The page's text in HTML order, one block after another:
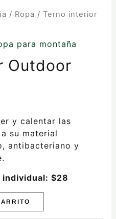
/ Ropa / Terno interior
para montaña
Outdoor
y calentar las
su material
antibacteriano y
individual: $28